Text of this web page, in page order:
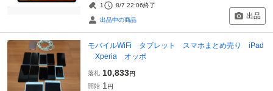
1 8/7 22:06終了
出品中の商品 出品
モバイルWiFi タブレット スマホまとめ売り iPad
Xperia オッポ
落札 10,833円
開始 1 円